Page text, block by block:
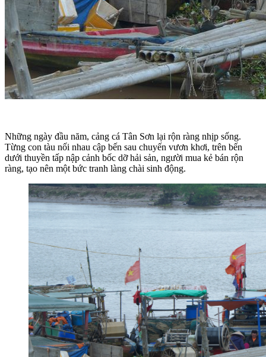
Những ngày đầu năm, cảng cá Tân Sơn lại rộn ràng nhịp sống.
Từng con tàu nối nhau cập bến sau chuyến vươn khơi, trên bến
dưới thuyền tấp nập cảnh bốc dỡ hải sản, người mua kẻ bán rộn
ràng, tạo nên một bức tranh làng chài sinh động.